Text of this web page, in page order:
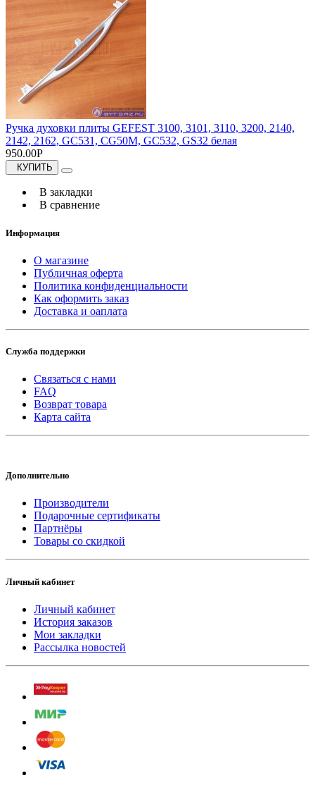
Ручка духовки плиты GEFEST 3100, 3101, 3110, 3200, 2140,
2142, 2162, GC531, CG50M, GC532, GS32 белая
950.00Р
КУПИТЬ
В закладки
В сравнение
Информация
О магазине
Публичная оферта
Политика конфиденциальности
Как оформить заказ
Доставка и оаплата
Служба поддержки
Связаться с нами
FAQ
Возврат товара
Карта сайта
Дополнительно
Производители
Подарочные сертификаты
Партнёры
Товары со скидкой
Личный кабинет
Личный кабинет
История заказов
Мои закладки
Рассылка новостей